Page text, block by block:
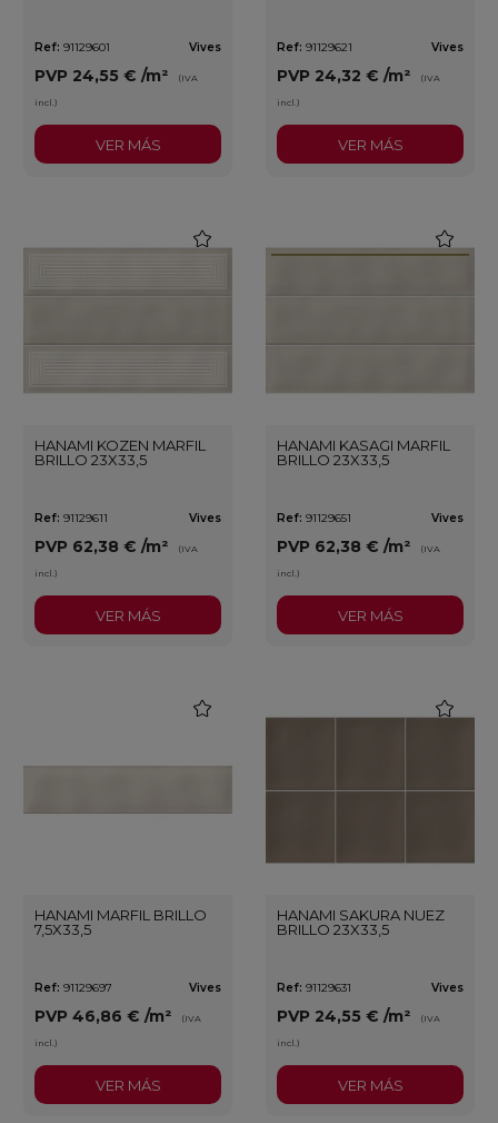
Ref: 91129601 Vives
PVP 24,55 € /m² (IVA
incl.)
VER MÁS
Ref: 91129621 Vives
PVP 24,32 € /m² (IVA
incl.)
VER MÁS
HANAMI KOZEN MARFIL
BRILLO 23X33,5
Ref: 91129611 Vives
PVP 62,38 € /m² (IVA
incl.)
VER MÁS
HANAMI KASAGI MARFIL
BRILLO 23X33,5
Ref: 91129651 Vives
PVP 62,38 € /m² (IVA
incl.)
VER MÁS
HANAMI MARFIL BRILLO
7,5X33,5
Ref: 91129697 Vives
PVP 46,86 € /m² (IVA
incl.)
VER MÁS
HANAMI SAKURA NUEZ
BRILLO 23X33,5
Ref: 91129631 Vives
PVP 24,55 € /m² (IVA
incl.)
VER MÁS